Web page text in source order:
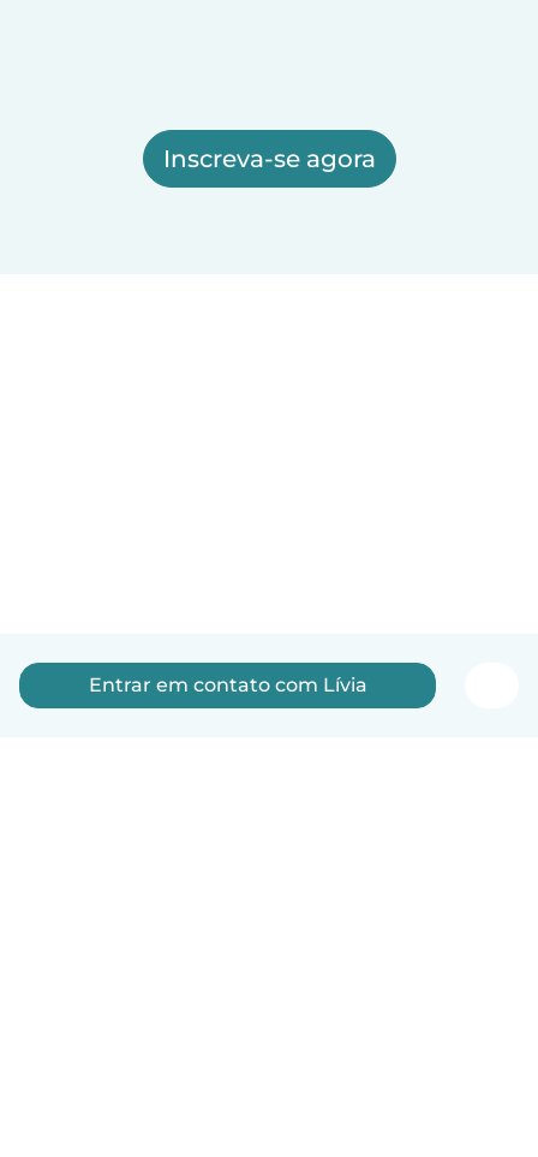
Inscreva-se agora
Entrar em contato com Lívia